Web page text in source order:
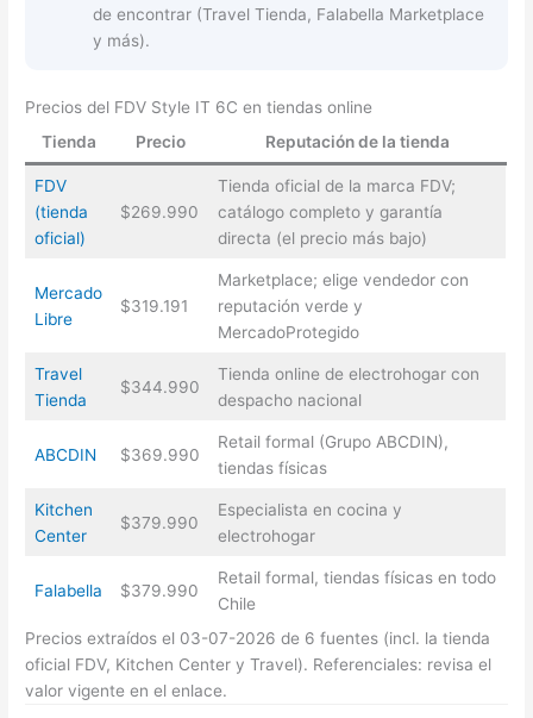
de encontrar (Travel Tienda, Falabella Marketplace
y más).
Precios del FDV Style IT 6C en tiendas online
Tienda
Precio Reputación de la tienda
FDV
(tienda
oficial)
$269.990
Tienda oficial de la marca FDV;
catálogo completo y garantía
directa (el precio más bajo)
Mercado
Libre
$319.191
Marketplace; elige vendedor con
reputación verde y
MercadoProtegido
Travel
Tienda
$344.990
Tienda online de electrohogar con
despacho nacional
ABCDIN $369.990
Retail formal (Grupo ABCDIN),
tiendas físicas
Kitchen
Center
$379.990
Especialista en cocina y
electrohogar
Falabella $379.990
Retail formal, tiendas físicas en todo
Chile
Precios extraídos el 03-07-2026 de 6 fuentes (incl. la tienda
oficial FDV, Kitchen Center y Travel). Referenciales: revisa el
valor vigente en el enlace.